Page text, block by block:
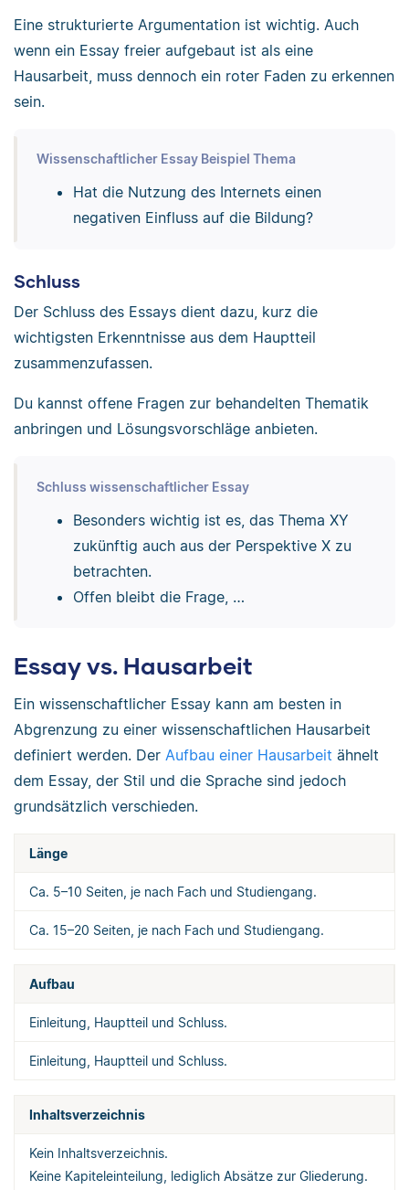
Eine strukturierte Argumentation ist wichtig. Auch
wenn ein Essay freier aufgebaut ist als eine
Hausarbeit, muss dennoch ein roter Faden zu erkennen
sein.
Wissenschaftlicher Essay Beispiel Thema
Hat die Nutzung des Internets einen
negativen Einfluss auf die Bildung?
Schluss
Der Schluss des Essays dient dazu, kurz die
wichtigsten Erkenntnisse aus dem Hauptteil
zusammenzufassen.
Du kannst offene Fragen zur behandelten Thematik
anbringen und Lösungsvorschläge anbieten.
Schluss wissenschaftlicher Essay
Besonders wichtig ist es, das Thema XY
zukünftig auch aus der Perspektive X zu
betrachten.
Offen bleibt die Frage, …
Essay vs. Hausarbeit
Ein wissenschaftlicher Essay kann am besten in
Abgrenzung zu einer wissenschaftlichen Hausarbeit
definiert werden. Der Aufbau einer Hausarbeit ähnelt
dem Essay, der Stil und die Sprache sind jedoch
grundsätzlich verschieden.
Länge
Ca. 5–10 Seiten, je nach Fach und Studiengang.
Ca. 15–20 Seiten, je nach Fach und Studiengang.
Aufbau
Einleitung, Hauptteil und Schluss.
Einleitung, Hauptteil und Schluss.
Inhaltsverzeichnis
Kein Inhaltsverzeichnis.
Keine Kapiteleinteilung, lediglich Absätze zur Gliederung.